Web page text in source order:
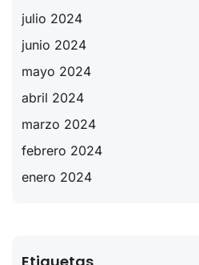
julio 2024
junio 2024
mayo 2024
abril 2024
marzo 2024
febrero 2024
enero 2024